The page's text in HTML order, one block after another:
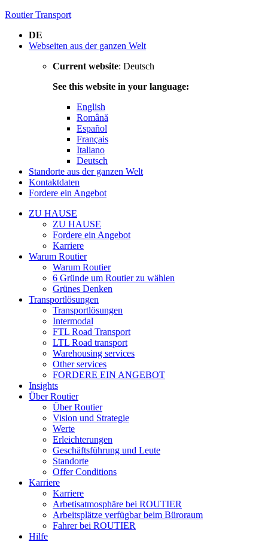
Routier Transport
DE
Webseiten aus der ganzen Welt
Current website: Deutsch
See this website in your language:
English
Română
Español
Français
Italiano
Deutsch
Standorte aus der ganzen Welt
Kontaktdaten
Fordere ein Angebot
ZU HAUSE
ZU HAUSE
Fordere ein Angebot
Karriere
Warum Routier
Warum Routier
6 Gründe um Routier zu wählen
Grünes Denken
Transportlösungen
Transportlösungen
Intermodal
FTL Road Transport
LTL Road transport
Warehousing services
Other services
FORDERE EIN ANGEBOT
Insights
Über Routier
Über Routier
Vision und Strategie
Werte
Erleichterungen
Geschäftsführung und Leute
Standorte
Offer Conditions
Karriere
Karriere
Arbetisatmosphäre bei ROUTIER
Arbeitsplätze verfügbar beim Büroraum
Fahrer bei ROUTIER
Hilfe